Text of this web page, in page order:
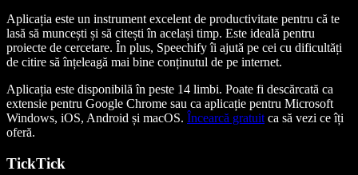
Aplicația este un instrument excelent de productivitate pentru că te
lasă să muncești și să citești în același timp. Este ideală pentru
proiecte de cercetare. În plus, Speechify îi ajută pe cei cu dificultăți
de citire să înțeleagă mai bine conținutul de pe internet.
Aplicația este disponibilă în peste 14 limbi. Poate fi descărcată ca
extensie pentru Google Chrome sau ca aplicație pentru Microsoft
Windows, iOS, Android și macOS. Încearcă gratuit ca să vezi ce îți
oferă.
TickTick